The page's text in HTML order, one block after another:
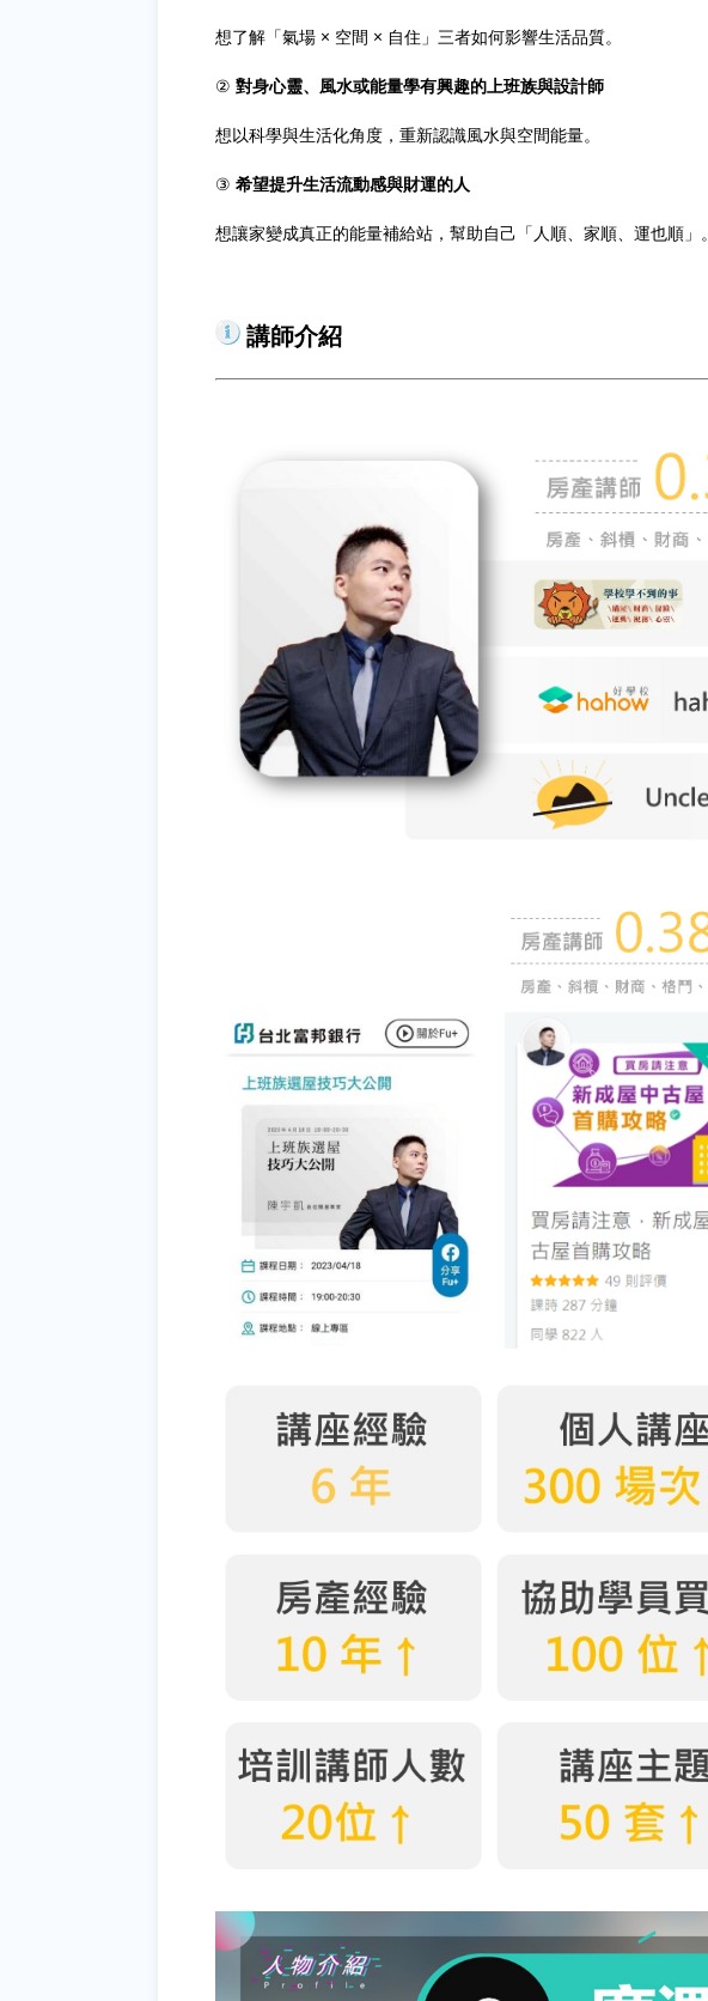
想了解「氣場 × 空間 × 自住」三者如何影響生活品質。
② 對身心靈、風水或能量學有興趣的上班族與設計師
想以科學與生活化角度，重新認識風水與空間能量。
③ 希望提升生活流動感與財運的人
想讓家變成真正的能量補給站，幫助自己「人順、家順、運也順」。
講師介紹